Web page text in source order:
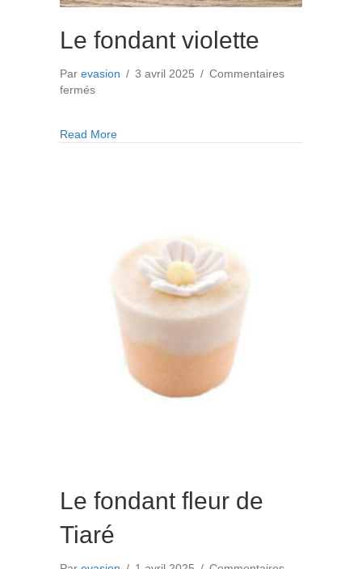
Le fondant violette
Par evasion / 3 avril 2025 / Commentaires
ferméssur
violette
Read Moreabout Le fondant violette
Le fondant fleur de
Tiaré